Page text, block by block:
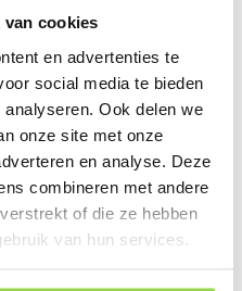
van cookies
en advertenties te
social media te bieden
Ook delen we
onze site met onze
en analyse. Deze
combineren met andere
of die ze hebben
van hun services.
thuis